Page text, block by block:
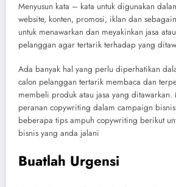
Menyusun kata – kata untuk digunakan
website, konten, promosi, iklan dan
untuk menawarkan dan meyakinkan jasa
pelanggan agar tertarik terhadap yang
Ada banyak hal yang perlu diperhatikan
calon pelanggan tertarik membaca dan
membeli produk atau jasa yang
peranan copywriting dalam campaign
beberapa tips ampuh copywriting berikut
bisnis yang anda jalani
Buatlah Urgensi